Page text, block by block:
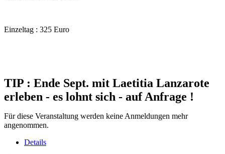
Einzeltag : 325 Euro
TIP : Ende Sept. mit Laetitia Lanzarote
erleben - es lohnt sich - auf Anfrage !
Für diese Veranstaltung werden keine Anmeldungen mehr
angenommen.
Details